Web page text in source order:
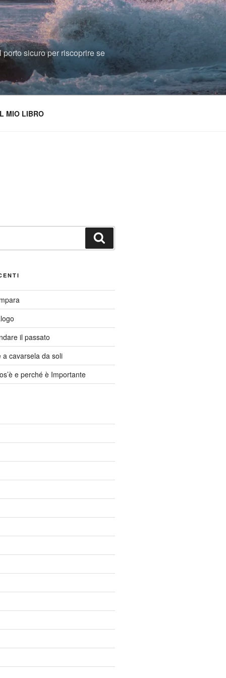
sicuro per riscoprire se
MIO LIBRO
il passato
cavarsela da soli
e perché è Importante